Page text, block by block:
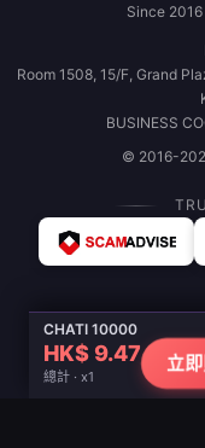
CHATI 10000
HK$ 9.47
總計 · x1
立
Since
Room 1508, 15/F, Grand
BUSINESS
© 2016-